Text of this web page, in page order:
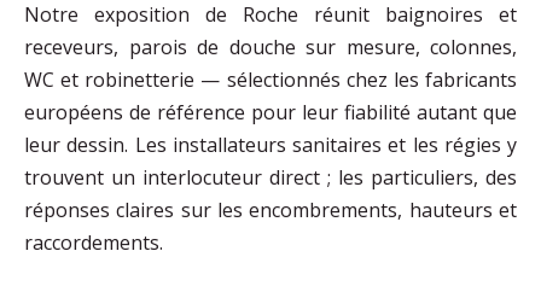
Notre exposition de Roche réunit baignoires et
receveurs, parois de douche sur mesure, colonnes,
WC et robinetterie — sélectionnés chez les fabricants
européens de référence pour leur fiabilité autant que
leur dessin. Les installateurs sanitaires et les régies y
trouvent un interlocuteur direct ; les particuliers, des
réponses claires sur les encombrements, hauteurs et
raccordements.